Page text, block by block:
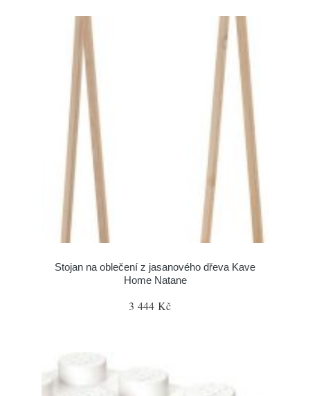
Stojan na oblečení z jasanového dřeva Kave
Home Natane
3 444 Kč